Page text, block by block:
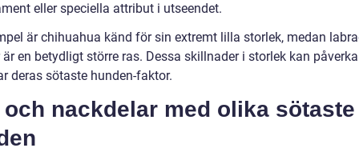
eller speciella attribut i utseendet.
är chihuahua känd för sin extremt lilla storlek, medan
är en betydligt större ras. Dessa skillnader i storlek kan
deras sötaste hunden-faktor.
och nackdelar med olika sötaste